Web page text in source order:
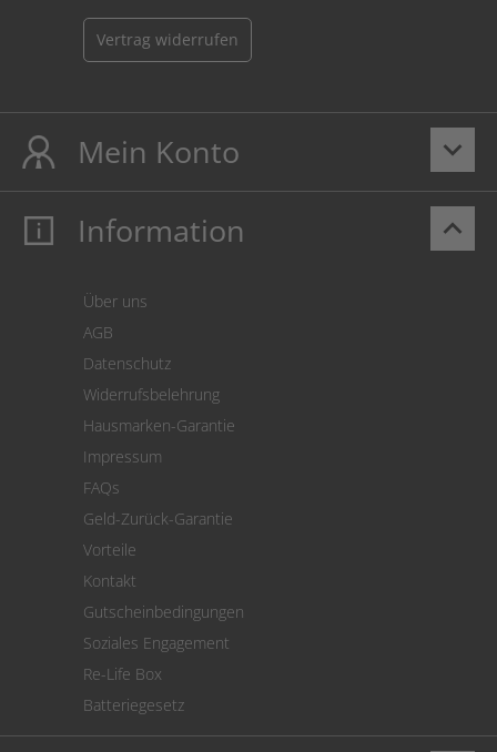
Vertrag widerrufen
keyboard_arrow_down
Mein Konto
Mein Konto
Cookie Einstellungen
keyboard_arrow_up
Information
Über uns
AGB
Datenschutz
Widerrufsbelehrung
Hausmarken-Garantie
Impressum
FAQs
Geld-Zurück-Garantie
Vorteile
Kontakt
Gutscheinbedingungen
Soziales Engagement
Re-Life Box
Batteriegesetz